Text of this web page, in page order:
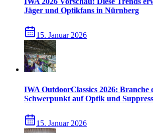
Jäger und Optikfans in Nürnberg
15. Januar 2026
IWA OutdoorClassics 2026: Branche
Schwerpunkt auf Optik und
15. Januar 2026